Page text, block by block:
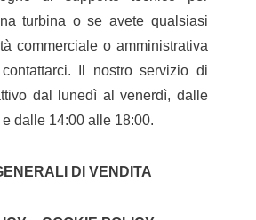
turbina o se avete qualsiasi
commerciale o amministrativa
Il nostro servizio di
dal lunedì al venerdì, dalle
dalle 14:00 alle 18:00.
DI VENDITA